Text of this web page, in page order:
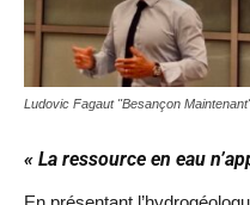
Ludovic Fagaut "Besançon
« La ressource en eau